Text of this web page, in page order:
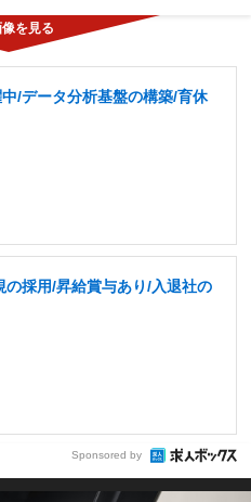
/データ分析基盤の構築/育休
の採用/昇給賞与あり/入退社の
Sponsored by